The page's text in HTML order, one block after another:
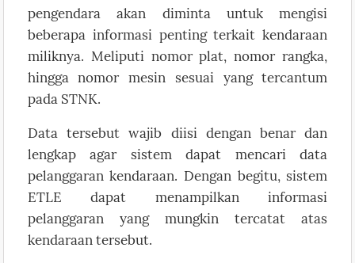
pengendara akan diminta untuk mengisi
beberapa informasi penting terkait kendaraan
miliknya. Meliputi nomor plat, nomor rangka,
hingga nomor mesin sesuai yang tercantum
pada STNK.
Data tersebut wajib diisi dengan benar dan
lengkap agar sistem dapat mencari data
pelanggaran kendaraan. Dengan begitu, sistem
ETLE dapat menampilkan informasi
pelanggaran yang mungkin tercatat atas
kendaraan tersebut.